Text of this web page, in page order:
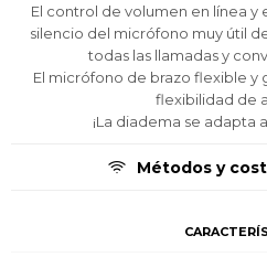
El control de volumen en línea
silencio del micrófono muy útil
todas las llamadas y
El micrófono de brazo flexible y
flexibilidad de
¡La diadema se adapta
Métodos y